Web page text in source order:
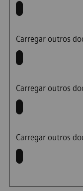
Carregar outros
Carregar outros
Carregar outros